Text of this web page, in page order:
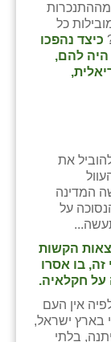
מההתנכרות
כל
כיצד נהפכו
היה להם,
את
המדינה
על
הקשות
בו אסרו
על חקלאיה.
אין העם
בארץ ישראל,
בלתי